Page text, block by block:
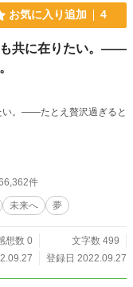
お気に入り追加 4
も共に在りたい。――
い。――たとえ贅沢過ぎると
件
未来へ 夢
想数 0
文字数 499
登録日 2022.09.27